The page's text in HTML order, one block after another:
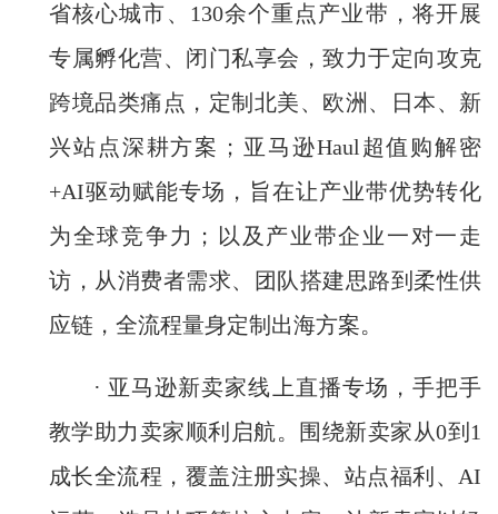
省核心城市、130余个重点产业带，将开展
专属孵化营、闭门私享会，致力于定向攻克
跨境品类痛点，定制北美、欧洲、日本、新
兴站点深耕方案；亚马逊Haul超值购解密
+AI驱动赋能专场，旨在让产业带优势转化
为全球竞争力；以及产业带企业一对一走
访，从消费者需求、团队搭建思路到柔性供
应链，全流程量身定制出海方案。
· 亚马逊新卖家线上直播专场，手把手
教学助力卖家顺利启航。围绕新卖家从0到1
成长全流程，覆盖注册实操、站点福利、AI